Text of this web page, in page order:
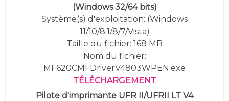
(Windows 32/64 bits)
Système(s) d'exploitation: (Windows
11/10/8.1/8/7/Vista)
Taille du fichier: 168 MB
Nom du fichier:
MF620CMFDriverV4803WPEN.exe
TÉLÉCHARGEMENT
Pilote d'imprimante UFR II/UFRII LT V4